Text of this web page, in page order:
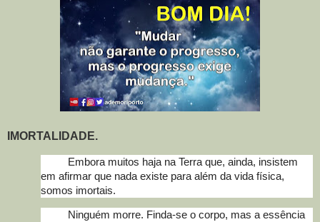
IMORTALIDADE.
Embora muitos haja na Terra que, ainda, insistem
em afirmar que nada existe para além da vida física,
somos imortais.
Ninguém morre. Finda-se o corpo, mas a essência